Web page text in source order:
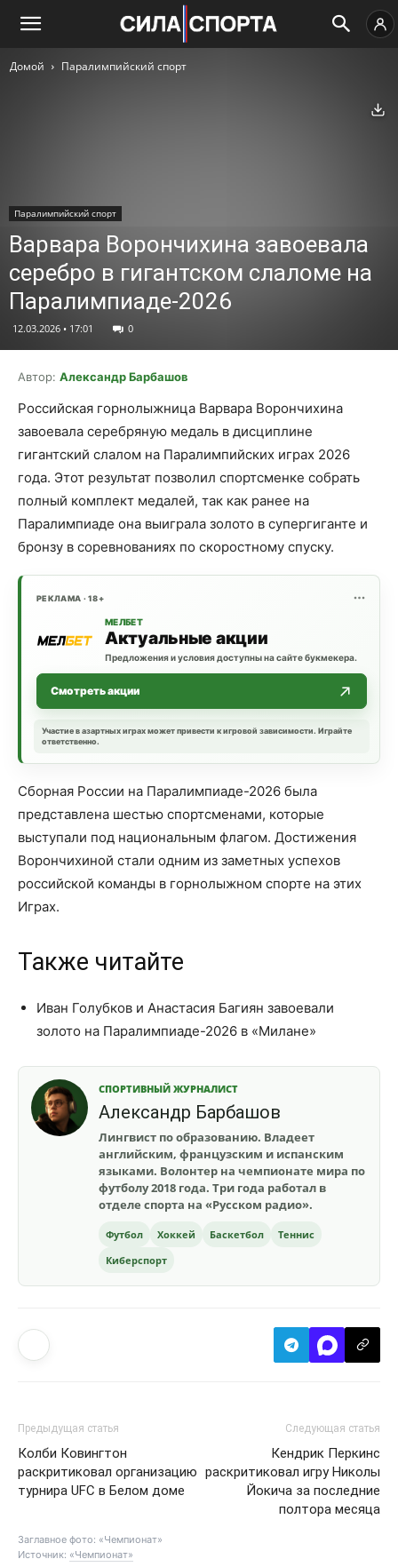
Домой Паралимпийский спорт
Паралимпийский спорт
Варвара Ворончихина завоевала
серебро в гигантском слаломе на
Паралимпиаде-2026
12.03.2026 • 17:01 0
Автор: Александр Барбашов
Российская горнолыжница Варвара Ворончихина
завоевала серебряную медаль в дисциплине
гигантский слалом на Паралимпийских играх 2026
года. Этот результат позволил спортсменке собрать
полный комплект медалей, так как ранее на
Паралимпиаде она выиграла золото в супергиганте и
бронзу в соревнованиях по скоростному спуску.
РЕКЛАМА · 18+
МЕЛБЕТ
Актуальные акции
Предложения и условия доступны на сайте букмекера.
Смотреть акции
Участие в азартных играх может привести к игровой зависимости. Играйте
ответственно.
Сборная России на Паралимпиаде-2026 была
представлена шестью спортсменами, которые
выступали под национальным флагом. Достижения
Ворончихиной стали одним из заметных успехов
российской команды в горнолыжном спорте на этих
Играх.
Также читайте
Иван Голубков и Анастасия Багиян завоевали
золото на Паралимпиаде-2026 в «Милане»
СПОРТИВНЫЙ ЖУРНАЛИСТ
Александр Барбашов
Лингвист по образованию. Владеет
английским, французским и испанским
языками. Волонтер на чемпионате мира по
футболу 2018 года. Три года работал в
отделе спорта на «Русском радио».
Футбол Хоккей Баскетбол
Теннис
Киберспорт
Предыдущая статья
Колби Ковингтон
раскритиковал организацию
турнира UFC в Белом доме
Следующая статья
Кендрик Перкинс
раскритиковал игру Николы
Йокича за последние
полтора месяца
Заглавное фото: «Чемпионат»
Источник: «Чемпионат»